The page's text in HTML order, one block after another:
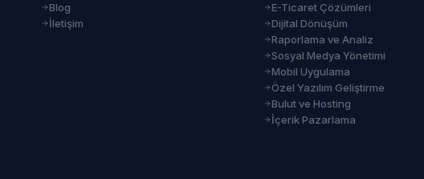
Blog
İletişim
E-Ticaret Çözümleri
Dijital Dönüşüm
Raporlama ve Analiz
Sosyal Medya Yönetimi
Mobil Uygulama
Özel Yazılım Geliştirme
Bulut ve Hosting
İçerik Pazarlama